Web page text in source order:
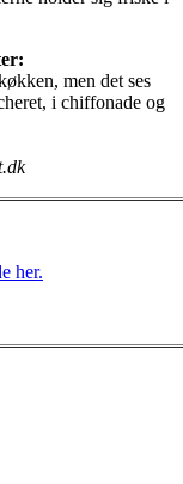
men det ses
i chiffonade og
her.